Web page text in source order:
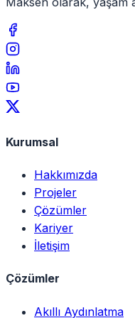
Kurumsal
Hakkımızda
Projeler
Çözümler
Kariyer
İletişim
Çözümler
Akıllı Aydınlatma